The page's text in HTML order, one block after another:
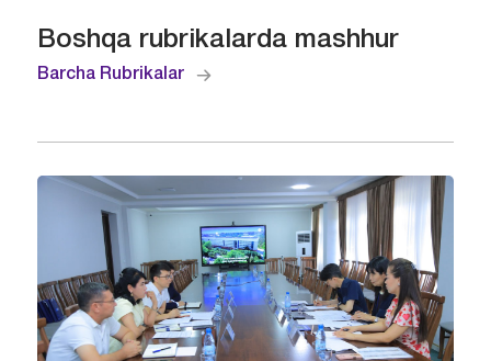
Boshqa rubrikalarda mashhur
Barcha Rubrikalar